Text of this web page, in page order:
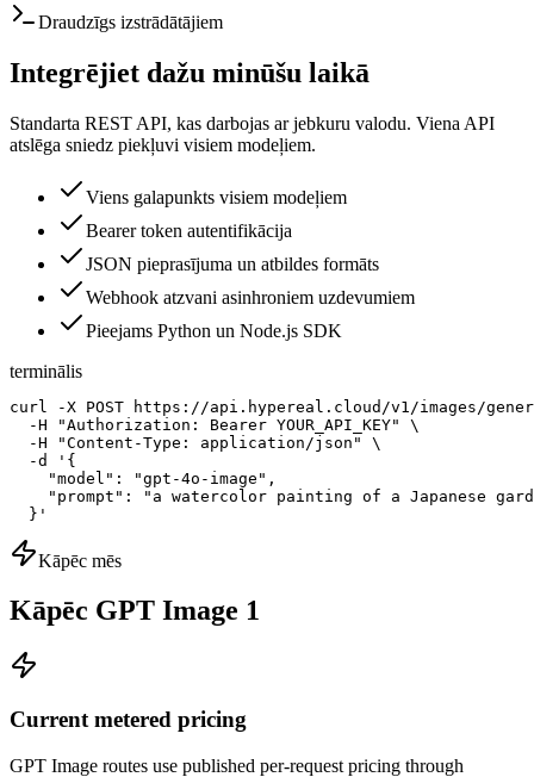
Draudzīgs izstrādātājiem
Integrējiet dažu minūšu laikā
Standarta REST API, kas darbojas ar jebkuru valodu. Viena API
atslēga sniedz piekļuvi visiem modeļiem.
Viens galapunkts visiem modeļiem
Bearer token autentifikācija
JSON pieprasījuma un atbildes formāts
Webhook atzvani asinhroniem uzdevumiem
Pieejams Python un Node.js SDK
terminālis
curl -X POST https://api.hypereal.cloud/v1/images/
  -H "Authorization: Bearer YOUR_API_KEY" \
  -H "Content-Type: application/json" \
  -d '{
    "model": "gpt-4o-image",
"prompt": "a watercolor painting of a Japanese
  }'
Kāpēc mēs
Kāpēc GPT Image 1
Current metered pricing
GPT Image routes use published per-request pricing through